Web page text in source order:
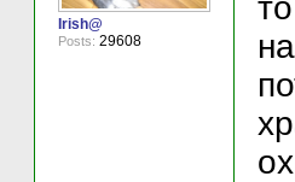
Irish@
Posts: 29608